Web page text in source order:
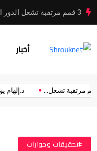
3 قمم مرتقبة تشعل الدور الأول من بطولة الدوري الممتاز
أخبار
3 قمم مرتقبة تشعل...
#تحقيقات وحوارات